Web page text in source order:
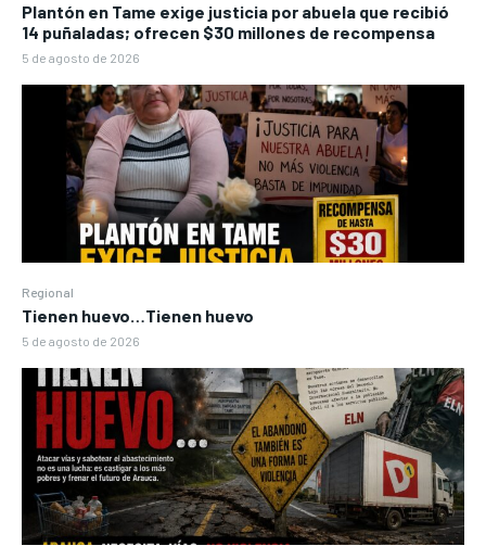
Plantón en Tame exige justicia por abuela que recibió
14 puñaladas; ofrecen $30 millones de recompensa
5 de agosto de 2026
Regional
Tienen huevo…Tienen huevo
5 de agosto de 2026